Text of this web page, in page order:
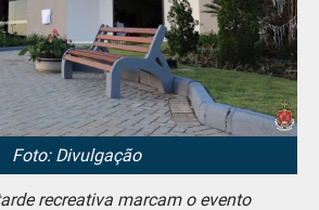
Foto: Divulgação
recreativa marcam o evento